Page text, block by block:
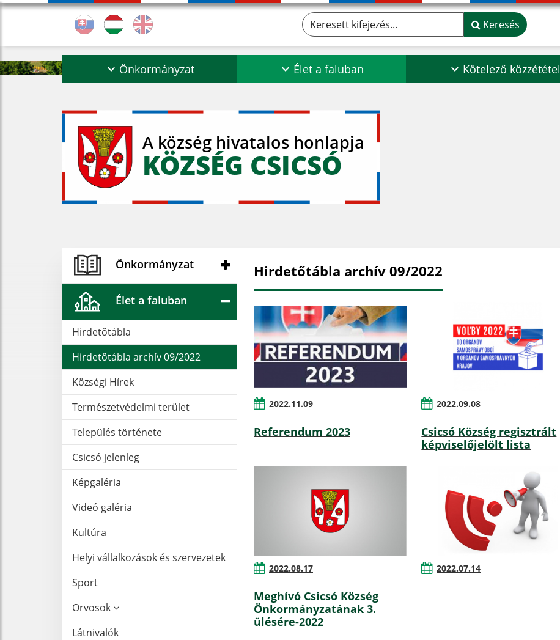
Keresett kifejezés... Keresés
Önkormányzat Élet a faluban Kötelező közzététel
A község hivatalos honlapja
KÖZSÉG CSICSÓ
Önkormányzat
Élet a faluban
Hirdetőtábla
Hirdetőtábla archív 09/2022
Községi Hírek
Természetvédelmi terület
Település története
Csicsó jelenleg
Képgaléria
Videó galéria
Kultúra
Helyi vállalkozások és szervezetek
Sport
Orvosok
Látnivalók
Hirdetőtábla archív 09/2022
2022.11.09
Referendum 2023
2022.09.08
Csicsó Község regisztrált
képviselőjelölt lista
2022.08.17
Meghívó Csicsó Község
Önkormányzatának 3.
ülésére-2022
2022.07.14